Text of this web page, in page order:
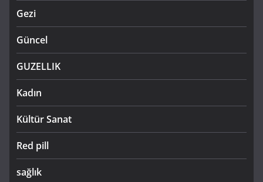
Gezi
Güncel
GUZELLIK
Kadın
Kültür Sanat
Red pill
sağlık